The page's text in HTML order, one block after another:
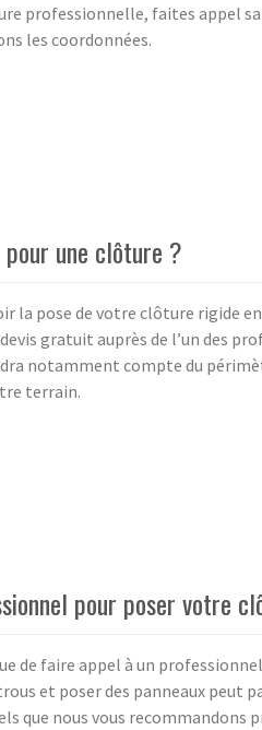
professionnelle, faites appel
les coordonnées.
une clôture ?
la pose de votre clôture rigide
gratuit auprès de l’un des
notamment compte du
terrain.
pour poser votre
de faire appel à un
et poser des panneaux peut
que nous vous recommandons